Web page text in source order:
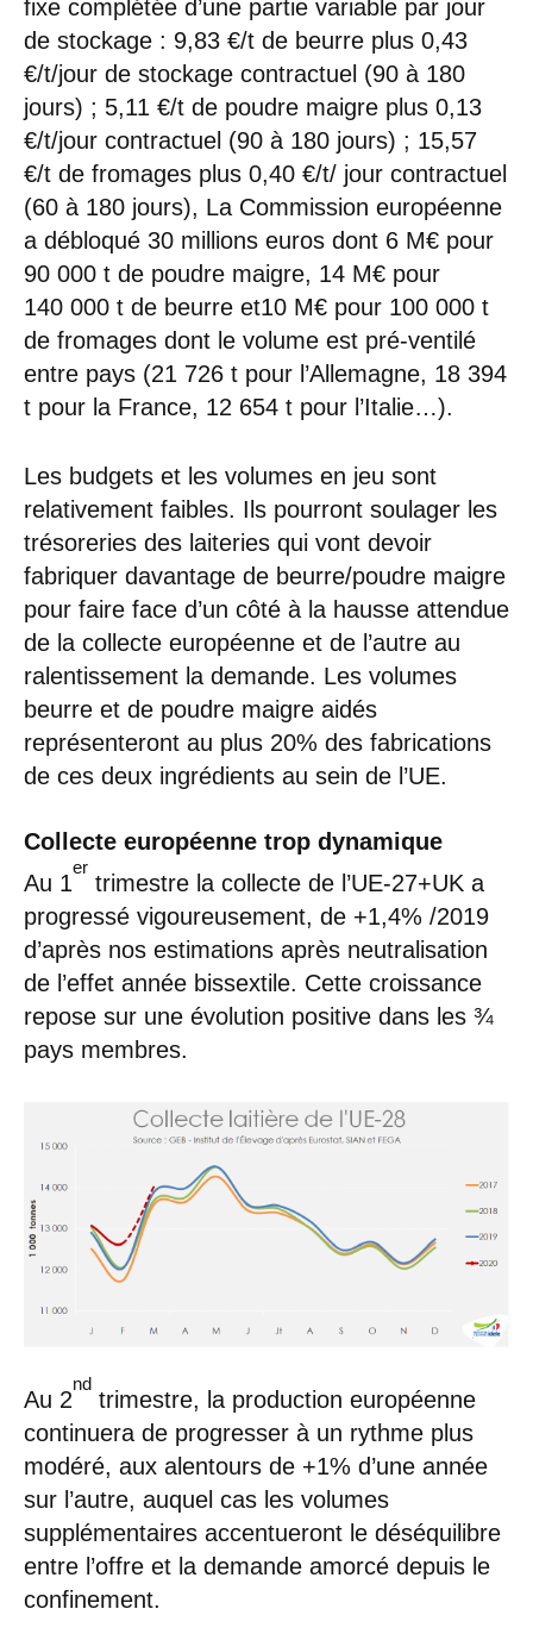
fixe complétée d’une partie variable par jour
de stockage : 9,83 €/t de beurre plus 0,43
€/t/jour de stockage contractuel (90 à 180
jours) ; 5,11 €/t de poudre maigre plus 0,13
€/t/jour contractuel (90 à 180 jours) ; 15,57
€/t de fromages plus 0,40 €/t/ jour contractuel
(60 à 180 jours), La Commission européenne
a débloqué 30 millions euros dont 6 M€ pour
90 000 t de poudre maigre, 14 M€ pour
140 000 t de beurre et10 M€ pour 100 000 t
de fromages dont le volume est pré-ventilé
entre pays (21 726 t pour l’Allemagne, 18 394
t pour la France, 12 654 t pour l’Italie…).
Les budgets et les volumes en jeu sont
relativement faibles. Ils pourront soulager les
trésoreries des laiteries qui vont devoir
fabriquer davantage de beurre/poudre maigre
pour faire face d’un côté à la hausse attendue
de la collecte européenne et de l’autre au
ralentissement la demande. Les volumes
beurre et de poudre maigre aidés
représenteront au plus 20% des fabrications
de ces deux ingrédients au sein de l’UE.
Collecte européenne trop dynamique
Au 1
er
trimestre la collecte de l’UE-27+UK a
progressé vigoureusement, de +1,4% /2019
d’après nos estimations après neutralisation
de l’effet année bissextile. Cette croissance
repose sur une évolution positive dans les ¾
pays membres.
Au 2
nd
trimestre, la production européenne
continuera de progresser à un rythme plus
modéré, aux alentours de +1% d’une année
sur l’autre, auquel cas les volumes
supplémentaires accentueront le déséquilibre
entre l’offre et la demande amorcé depuis le
confinement.